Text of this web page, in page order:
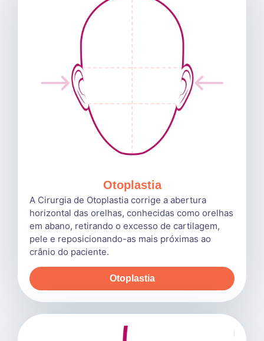
Otoplastia
A Cirurgia de Otoplastia corrige a abertura
horizontal das orelhas, conhecidas como orelhas
em abano, retirando o excesso de cartilagem,
pele e reposicionando-as mais próximas ao
crânio do paciente.
Otoplastia